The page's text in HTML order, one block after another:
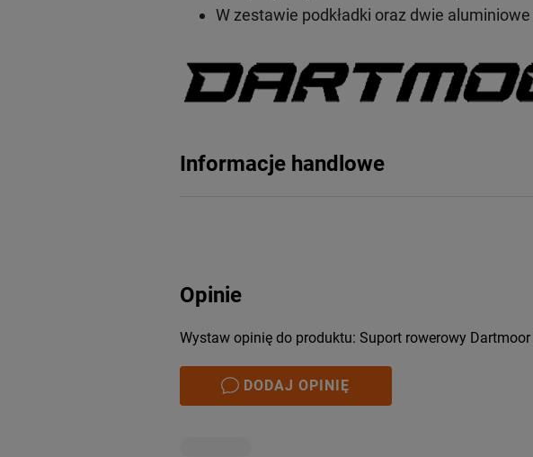
W zestawie podkładki oraz dwie
Informacje handlowe
Opinie
Wystaw opinię do produktu: Suport rowerowy
DODAJ OPINIĘ